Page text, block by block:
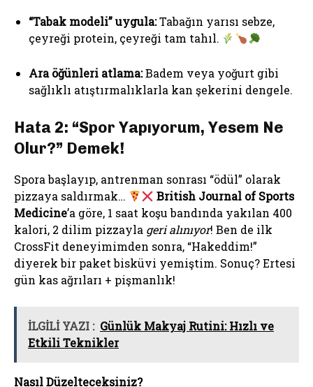
“Tabak modeli” uygula:Tabağın yarısı sebze,
çeyreği protein, çeyreği tam tahıl.
Ara öğünleri atlama:Badem veya yoğurt gibi
sağlıklı atıştırmalıklarla kan şekerini dengele.
Hata 2: “Spor Yapıyorum, Yesem Ne
Olur?” Demek!
Spora başlayıp, antrenman sonrası “ödül” olarak
pizzaya saldırmak…
British Journal of Sports
Medicine’a göre, 1 saat koşu bandında yakılan 400
kalori, 2 dilim pizzayla geri alınıyor! Ben de ilk
CrossFit deneyimimden sonra, “Hakeddim!”
diyerek bir paket bisküvi yemiştim. Sonuç? Ertesi
gün kas ağrıları + pişmanlık!
İLGİLİ YAZI : Günlük Makyaj Rutini: Hızlı ve
Etkili Teknikler
Nasıl Düzelteceksiniz?